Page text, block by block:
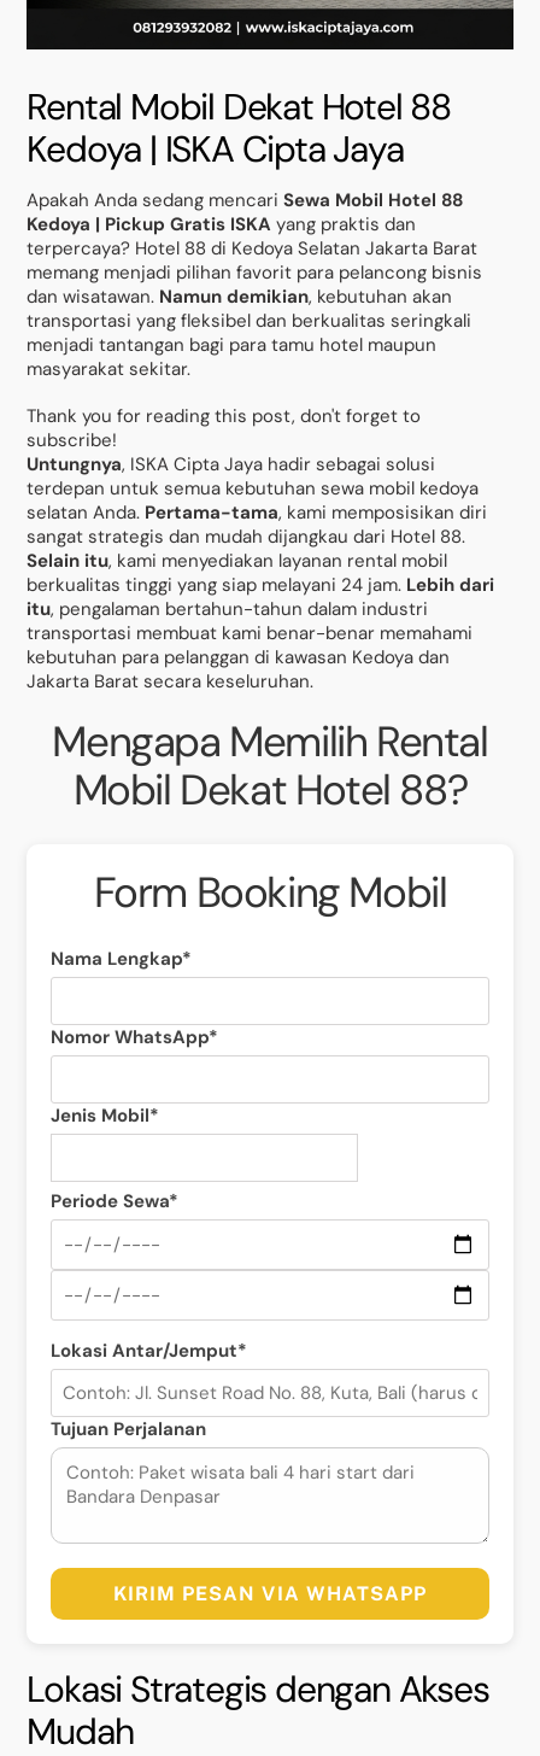
Rental Mobil Dekat Hotel 88
Kedoya | ISKA Cipta Jaya
Apakah Anda sedang mencari Sewa Mobil Hotel 88
Kedoya | Pickup Gratis ISKA yang praktis dan
terpercaya? Hotel 88 di Kedoya Selatan Jakarta Barat
memang menjadi pilihan favorit para pelancong bisnis
dan wisatawan. Namun demikian, kebutuhan akan
transportasi yang fleksibel dan berkualitas seringkali
menjadi tantangan bagi para tamu hotel maupun
masyarakat sekitar.
Thank you for reading this post, don't forget to
subscribe!
Untungnya, ISKA Cipta Jaya hadir sebagai solusi
terdepan untuk semua kebutuhan sewa mobil kedoya
selatan Anda. Pertama-tama, kami memposisikan diri
sangat strategis dan mudah dijangkau dari Hotel 88.
Selain itu, kami menyediakan layanan rental mobil
berkualitas tinggi yang siap melayani 24 jam. Lebih dari
itu, pengalaman bertahun-tahun dalam industri
transportasi membuat kami benar-benar memahami
kebutuhan para pelanggan di kawasan Kedoya dan
Jakarta Barat secara keseluruhan.
Mengapa Memilih Rental
Mobil Dekat Hotel 88?
Form Booking Mobil
Nama Lengkap*
Nomor WhatsApp*
Jenis Mobil*
Periode Sewa*
Lokasi Antar/Jemput*
Tujuan Perjalanan
KIRIM PESAN VIA WHATSAPP
Lokasi Strategis dengan Akses
Mudah